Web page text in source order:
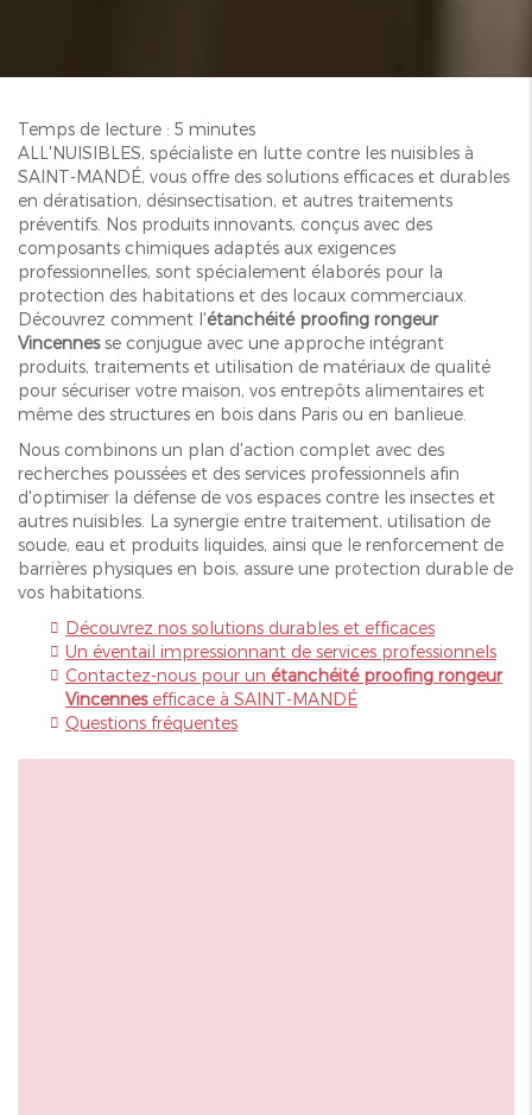
Temps de lecture : 5 minutes
ALL'NUISIBLES, spécialiste en lutte contre les nuisibles à
SAINT-MANDÉ, vous offre des solutions efficaces et durables
en dératisation, désinsectisation, et autres traitements
préventifs. Nos produits innovants, conçus avec des
composants chimiques adaptés aux exigences
professionnelles, sont spécialement élaborés pour la
protection des habitations et des locaux commerciaux.
Découvrez comment l'étanchéité proofing rongeur
Vincennesse conjugue avec une approche intégrant
produits, traitements et utilisation de matériaux de qualité
pour sécuriser votre maison, vos entrepôts alimentaires et
même des structures en bois dans Paris ou en banlieue.
Nous combinons un plan d'action complet avec des
recherches poussées et des services professionnels afin
d'optimiser la défense de vos espaces contre les insectes et
autres nuisibles. La synergie entre traitement, utilisation de
soude, eau et produits liquides, ainsi que le renforcement de
barrières physiques en bois, assure une protection durable de
vos habitations.
Découvrez nos solutions durables et efficaces
Un éventail impressionnant de services professionnels
Contactez-nous pour un étanchéité proofing rongeur
Vincennesefficace à SAINT-MANDÉ
Questions fréquentes